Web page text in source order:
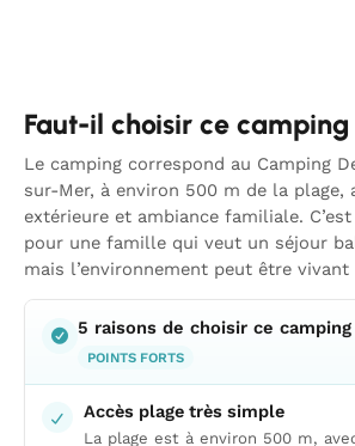
Faut-il choisir ce camping
Le camping correspond au Camping
sur-Mer, à environ 500 m de la plage,
extérieure et ambiance familiale.
pour une famille qui veut un séjour
mais l’environnement peut être vivant
5 raisons de choisir ce camping
POINTS FORTS
Accès plage très simple
La plage est à environ 500 m,